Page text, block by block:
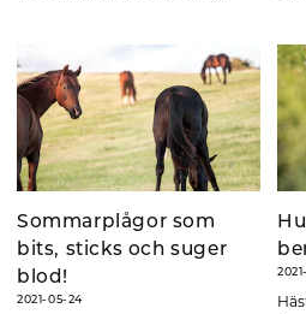
Sommarplågor som
bits, sticks och suger
blod!
2021-05-24